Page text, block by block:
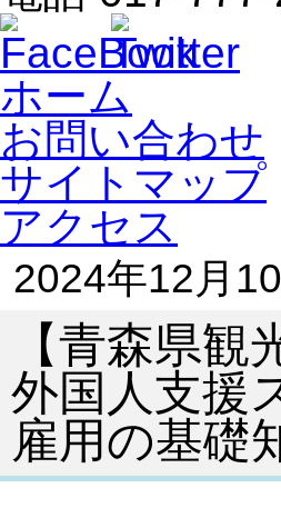
ホーム
お問い合わせ
サイトマップ
アクセス
2024年12月
【青森県
外国人支援
雇用の基礎